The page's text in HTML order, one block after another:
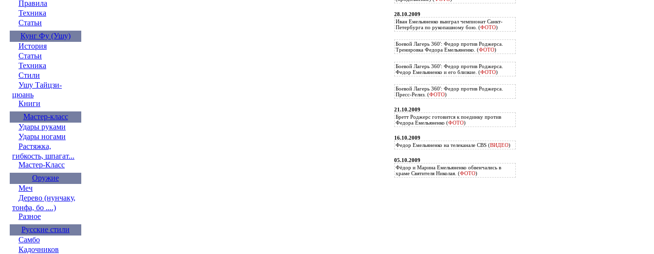
Правила
Техника
Статьи
Кунг Фу (Ушу)
История
Статьи
Техника
Стили
Ушу Тайцзи-
цюань
Книги
Мастер-класс
Удары руками
Удары ногами
Растяжка,
гибкость, шпагат...
Мастер-Класс
Оружие
Меч
Дерево (нунчаку,
тонфа, бо ....)
Разное
Русские стили
Самбо
Кадочников
28.10.2009
Иван Емельяненко выиграл чемпионат Санкт-
Петербурга по рукопашному бою. (ФОТО)
Боевой Лагерь 360': Федор против Роджерса.
Тренировка Федора Емельяненко. (ФОТО)
Боевой Лагерь 360': Федор против Роджерса.
Федор Емельяненко и его близкие. (ФОТО)
Боевой Лагерь 360': Федор против Роджерса.
Пресс-Релиз. (ФОТО)
21.10.2009
Бретт Роджерс готовится к поединку против
Федора Емельяненко (ФОТО)
16.10.2009
Федор Емельяненко на телеканале CBS (ВИДЕО)
05.10.2009
Фёдор и Марина Емельяненко обвенчались в
храме Святителя Николая. (ФОТО)